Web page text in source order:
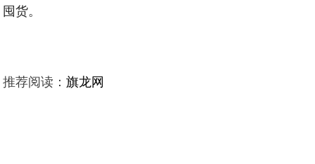
囤货。
推荐阅读：旗龙网